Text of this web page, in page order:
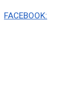
FACEBOOK: